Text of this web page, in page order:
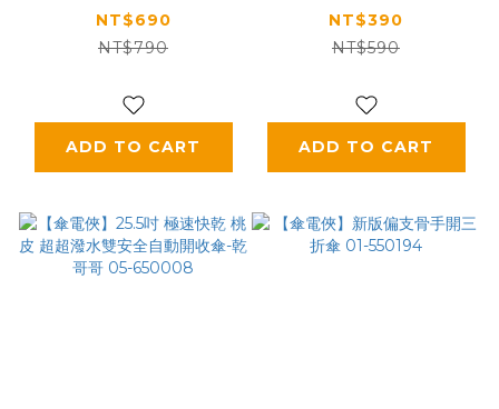
傘-乾姊姊 05-580016
NT$690
NT$790
ADD TO CART
550204
NT$390
NT$590
ADD TO CART